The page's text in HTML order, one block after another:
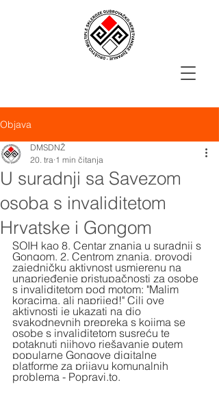
Objava
U suradnji sa Savezom
osoba s invaliditetom
Hrvatske i Gongom
DMSDNŽ
20. tra 1 min čitanja
SOIH kao 8. Centar znanja u suradnji s
Gongom, 2. Centrom znanja, provodi
zajedničku aktivnost usmjerenu na
unaprjeđenje pristupačnosti za osobe
s invaliditetom pod motom: "Malim
koracima, ali naprijed!" Cilj ove
aktivnosti je ukazati na dio
svakodnevnih prepreka s kojima se
osobe s invaliditetom susreću te
potaknuti njihovo rješavanje putem
popularne Gongove digitalne
platforme za prijavu komunalnih
problema - Popravi.to.